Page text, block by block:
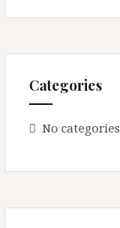
Categories
No categories